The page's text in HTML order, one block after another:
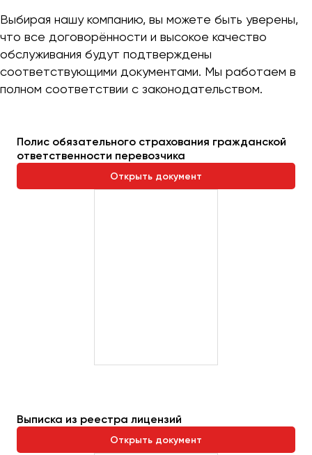
Выбирая нашу компанию, вы можете быть уверены,
что все договорённости и высокое качество
обслуживания будут подтверждены
соответствующими документами. Мы работаем в
полном соответствии с законодательством.
Полис обязательного страхования гражданской
ответственности перевозчика
Открыть документ
Выписка из реестра лицензий
Открыть документ